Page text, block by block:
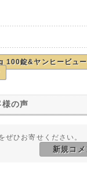
を避けてください。
既往がある方
どの血栓性疾患がある
のある方
用前に医師の診断を仰
往がある方
往がある方
100錠&ヤンヒービュ
の声
ぜひお寄せください。
新規コ